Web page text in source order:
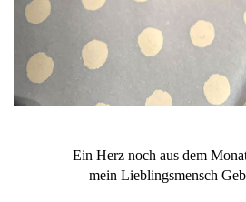
Ein Herz noch aus dem
mein Lieblingsmensch